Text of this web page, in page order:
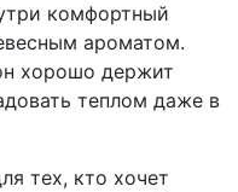
комфортный
ароматом.
хорошо держит
теплом даже в
тех, кто хочет